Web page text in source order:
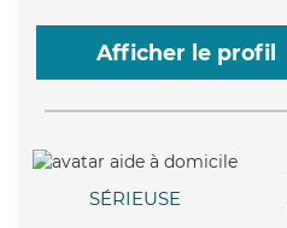
Afficher le profil
SÉRIEUSE